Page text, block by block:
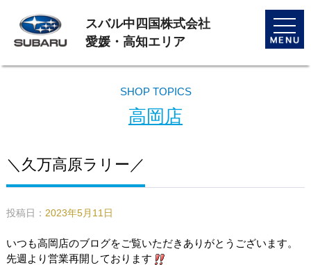
toggle
スバル中四国株式会社
愛媛・高知エリア
SHOP TOPICS
高岡店
＼久万高原ラリー／
投稿日： 2023年5月11日
いつも高岡店のブログをご覧いただきありがとうございます。
先週より営業再開しております